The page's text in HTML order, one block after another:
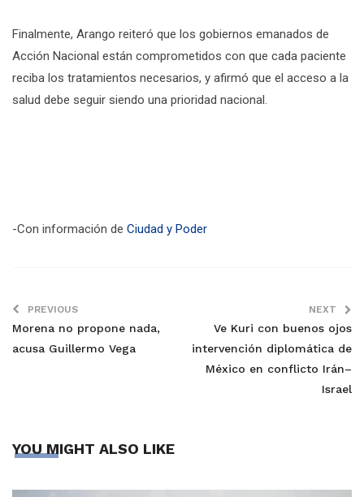
Finalmente, Arango reiteró que los gobiernos emanados de
Acción Nacional están comprometidos con que cada paciente
reciba los tratamientos necesarios, y afirmó que el acceso a la
salud debe seguir siendo una prioridad nacional.
-Con información de Ciudad y Poder
PREVIOUS
Morena no propone nada,
acusa Guillermo Vega
NEXT
Ve Kuri con buenos ojos
intervención diplomática de
México en conflicto Irán–
Israel
YOU MIGHT ALSO LIKE